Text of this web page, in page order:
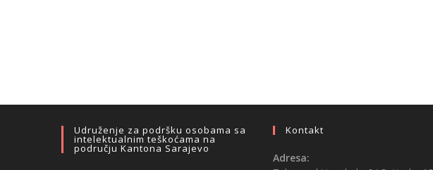
Udruženje za podršku osobama sa
intelektualnim teškoćama na
području Kantona Sarajevo
Kontakt
Adresa: